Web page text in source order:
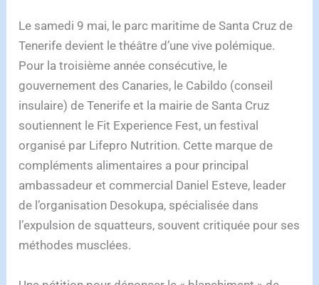
Le samedi 9 mai, le parc maritime de Santa Cruz de
Tenerife devient le théâtre d’une vive polémique.
Pour la troisième année consécutive, le
gouvernement des Canaries, le Cabildo (conseil
insulaire) de Tenerife et la mairie de Santa Cruz
soutiennent le Fit Experience Fest, un festival
organisé par Lifepro Nutrition. Cette marque de
compléments alimentaires a pour principal
ambassadeur et commercial Daniel Esteve, leader
de l’organisation Desokupa, spécialisée dans
l’expulsion de squatteurs, souvent critiquée pour ses
méthodes musclées.